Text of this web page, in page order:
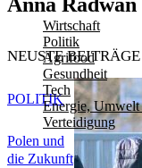
Wirtschaft
Politik
Agrifood
Gesundheit
Tech
Energie,
Verteidigung
NEUSTE
Polen und
die Zukunft
POLITIK